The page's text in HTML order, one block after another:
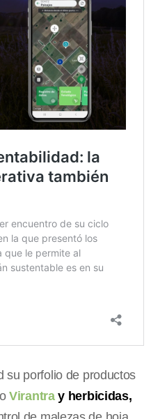
su porfolio de productos
Virantra y herbicidas,